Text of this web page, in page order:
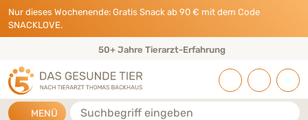
Direkt zu:
INHALT
HAUPTMENÜ
FOOTER
Nur dieses Wochenende: Gratis Snack ab 90 € mit dem Code
SNACKLOVE.
50+ Jahre Tierarzt-Erfahrung
MENÜ Suche